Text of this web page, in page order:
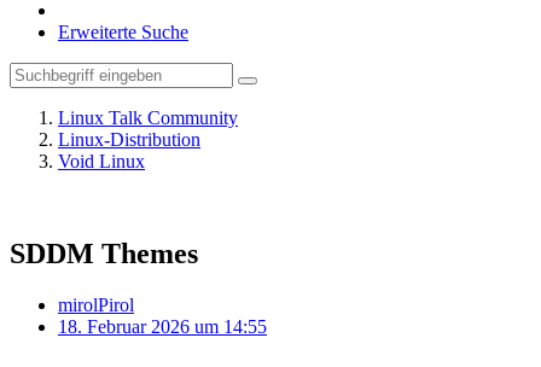
Erweiterte Suche
Linux Talk Community
Linux-Distribution
Void Linux
SDDM Themes
mirolPirol
18. Februar 2026 um 14:55